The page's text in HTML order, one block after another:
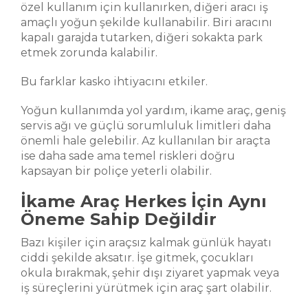
özel kullanım için kullanırken, diğeri aracı iş
amaçlı yoğun şekilde kullanabilir. Biri aracını
kapalı garajda tutarken, diğeri sokakta park
etmek zorunda kalabilir.
Bu farklar kasko ihtiyacını etkiler.
Yoğun kullanımda yol yardım, ikame araç, geniş
servis ağı ve güçlü sorumluluk limitleri daha
önemli hale gelebilir. Az kullanılan bir araçta
ise daha sade ama temel riskleri doğru
kapsayan bir poliçe yeterli olabilir.
İkame Araç Herkes İçin Aynı
Öneme Sahip Değildir
Bazı kişiler için araçsız kalmak günlük hayatı
ciddi şekilde aksatır. İşe gitmek, çocukları
okula bırakmak, şehir dışı ziyaret yapmak veya
iş süreçlerini yürütmek için araç şart olabilir.